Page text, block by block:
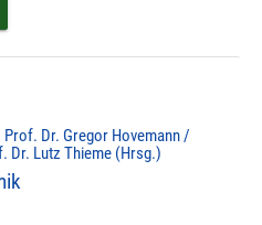
Dr. Gregor Hovemann /
Dr. Lutz Thieme (Hrsg.)